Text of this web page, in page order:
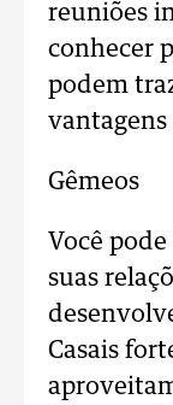
reuniões
conhecer
podem
vantagens
Gêmeos
Você
suas
Casais